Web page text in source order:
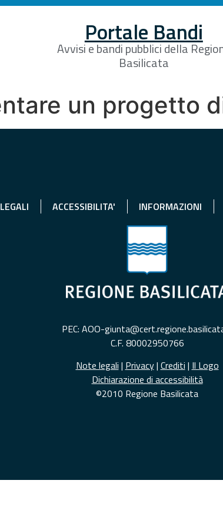
Portale Bandi
Avvisi e bandi pubblici della
Basilicata
un progetto
ACCESSIBILITA' INFORMAZIONI
PEC: AOO-
C.F. 80002950766
Note legali | Privacy| Crediti | Il Logo
Dichiarazione di accessibilità
©2010 Regione Basilicata